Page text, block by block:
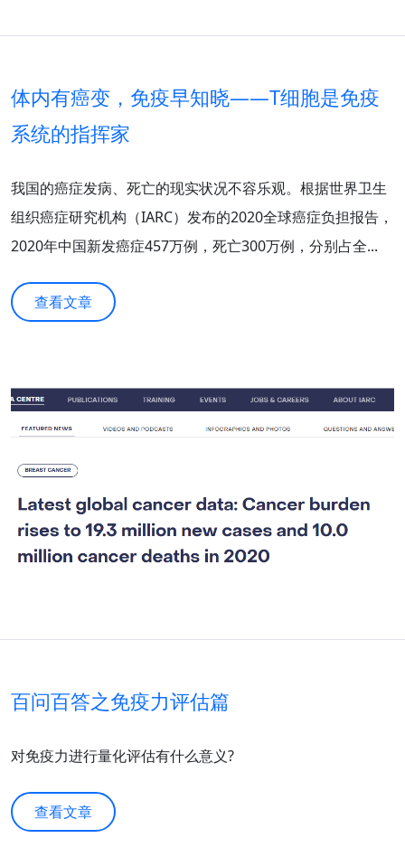
体内有癌变，免疫早知晓——T细胞是免疫
系统的指挥家
我国的癌症发病、死亡的现实状况不容乐观。根据世界卫生
组织癌症研究机构（IARC）发布的2020全球癌症负担报告，
2020年中国新发癌症457万例，死亡300万例，分别占全...
查看文章
百问百答之免疫力评估篇
对免疫力进行量化评估有什么意义?
查看文章